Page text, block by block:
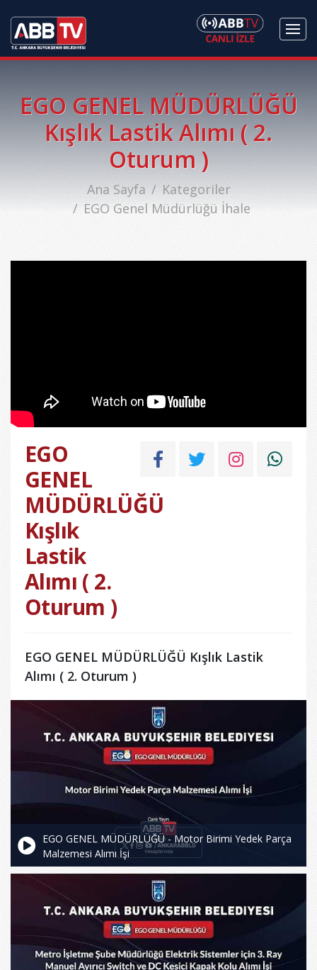
EGO GENEL MÜDÜRLÜĞÜ
Kışlık Lastik Alımı ( 2.
Oturum )
Ana Sayfa
Kategoriler
EGO Genel Müdürlüğü İhale
EGO
GENEL
MÜDÜRLÜĞÜ
Kışlık
Lastik
Alımı ( 2.
Oturum )
EGO GENEL MÜDÜRLÜĞÜ Kışlık Lastik
Alımı ( 2. Oturum )
EGO GENEL MÜDÜRLÜĞÜ - Motor Birimi Yedek Parça
Malzemesi Alımı İşi